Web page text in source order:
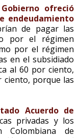
ofreció
endeudamiento
de pagar las
por el régimen
por el régimen
en el subsidiado
al 60 por ciento,
porque las
Acuerdo de
privadas y los
Colombiana de